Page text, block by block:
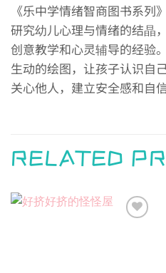
《乐中学情绪智商图书系列
研究幼儿心理与情绪的结晶
创意教学和心灵辅导的经验
生动的绘图，让孩子认识自
关心他人，建立安全感和自信
RELATED